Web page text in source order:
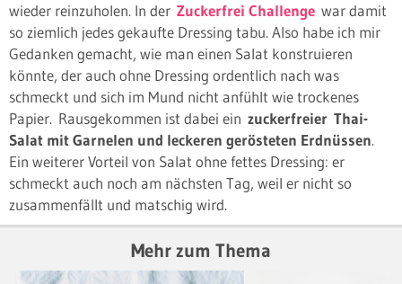
wieder reinzuholen. In der Zuckerfrei Challenge war damit
so ziemlich jedes gekaufte Dressing tabu. Also habe ich mir
Gedanken gemacht, wie man einen Salat konstruieren
könnte, der auch ohne Dressing ordentlich nach was
schmeckt und sich im Mund nicht anfühlt wie trockenes
Papier. Rausgekommen ist dabei ein zuckerfreier Thai-
Salat mit Garnelen und leckeren gerösteten Erdnüssen.
Ein weiterer Vorteil von Salat ohne fettes Dressing: er
schmeckt auch noch am nächsten Tag, weil er nicht so
zusammenfällt und matschig wird.
Mehr zum Thema